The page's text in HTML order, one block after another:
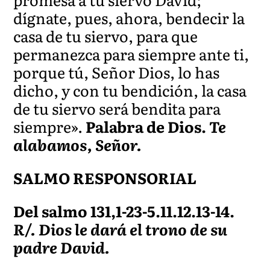
dígnate, pues, ahora, bendecir la
casa de tu siervo, para que
permanezca para siempre ante ti,
porque tú, Señor Dios, lo has
dicho, y con tu bendición, la casa
de tu siervo será bendita para
siempre». Palabra de Dios.Te
alabamos, Señor.
SALMO RESPONSORIAL
Del salmo 131,1-23-5.11.12.13-14.
R/. Dios le dará el trono de su
padre David.